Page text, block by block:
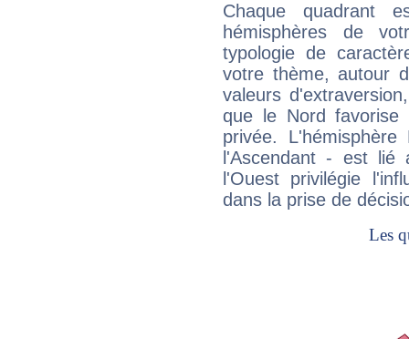
Chaque quadrant
hémisphères de
typologie de
votre thème, autour
valeurs
que le Nord favorise
privée.
l'Ascendant - est
l'Ouest privilégie
dans la prise de